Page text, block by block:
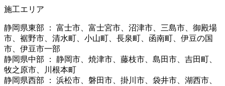
施工エリア
静岡県東部 ： 富士市、富士宮市、沼津市、三島市、御殿場
市、裾野市、清水町、小山町、長泉町、函南町、伊豆の国
市、伊豆市一部
静岡県中部 ： 静岡市、焼津市、藤枝市、島田市、吉田町、
牧之原市、川根本町
静岡県西部 ： 浜松市、磐田市、掛川市、袋井市、湖西市、